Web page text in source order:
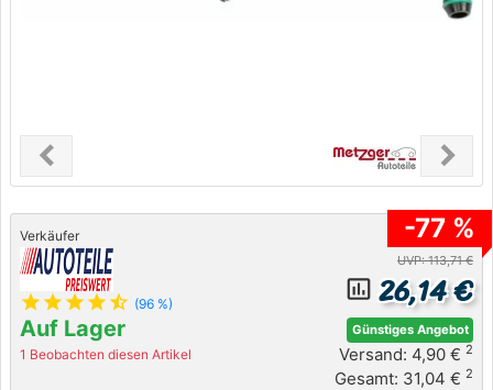
chevron_leftPrevious chevron_right
Next
Verkäufer
star star star star star_half (96 %)
Auf Lager
1 Beobachten diesen Artikel
-77 %
UVP: 113,71 €
insert_chart_outlined 26,14 €
Günstiges Angebot
Versand: 4,90 € 2
Gesamt: 31,04 € 2